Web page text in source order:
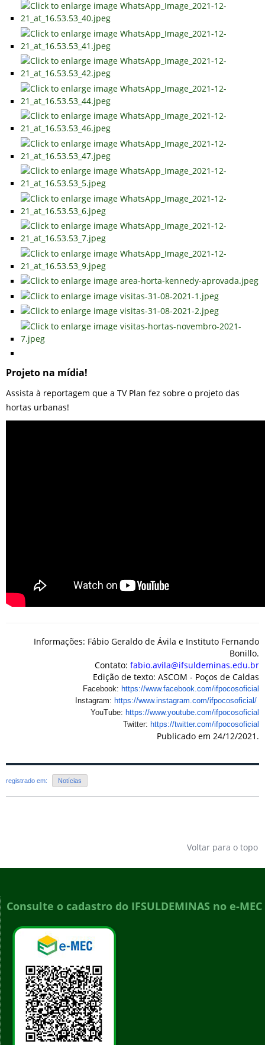
Projeto na mídia!
Assista à reportagem que a TV Plan fez sobre o projeto das
hortas urbanas!
Informações: Fábio Geraldo de Ávila e Instituto Fernando
Bonillo.
Contato: fabio.avila@ifsuldeminas.edu.br
Edição de texto: ASCOM - Poços de Caldas
Facebook: https://www.facebook.com/ifpocosoficial
Instagram: https://www.instagram.com/ifpocosoficial/
YouTube: https://www.youtube.com/ifpocosoficial
Twitter: https://twitter.com/ifpocosoficial
Publicado em 24/12/2021.
registrado em: Notícias
Voltar para o topo
Consulte o cadastro do IFSULDEMINAS no e-MEC